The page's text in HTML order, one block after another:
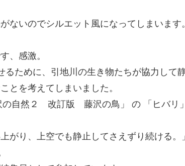
ないのでシルエット風になってしまいます。
、感激。
るために、引地川の生き物たちが協力して
を考えてしまいました。
の自然２ 改訂版 藤沢の鳥」 の 「ヒバリ」
がり、上空でも静止してさえずり続ける。」